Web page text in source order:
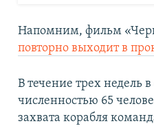
Напомним, фильм
повторно выходит в
В течение трех недель
численностью 65
захвата корабля